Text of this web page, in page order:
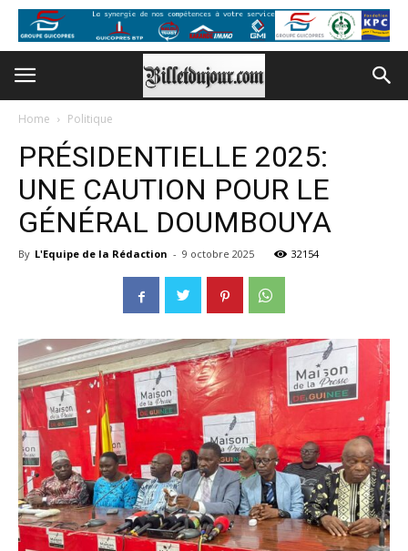
Home Politique
PRÉSIDENTIELLE 2025:
UNE CAUTION POUR LE
GÉNÉRAL DOUMBOUYA
By L'Equipe de la Rédaction - 9 octobre 2025 32154